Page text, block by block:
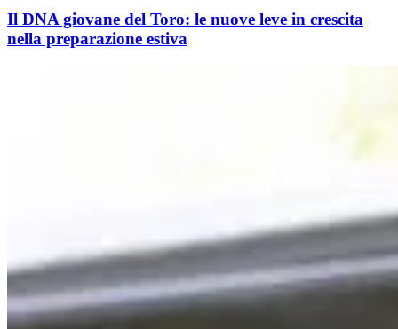
Il DNA giovane del Toro: le nuove leve in crescita
nella preparazione estiva